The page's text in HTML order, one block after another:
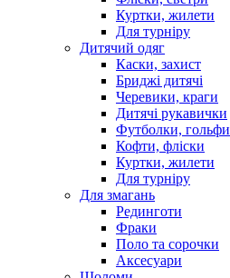
Куртки, жилети
Для турніру
Дитячий одяг
Каски, захист
Бриджі дитячі
Черевики, краги
Дитячі рукавички
Футболки, гольфи
Кофти, фліски
Куртки, жилети
Для турніру
Для змагань
Рединготи
Фраки
Поло та сорочки
Аксесуари